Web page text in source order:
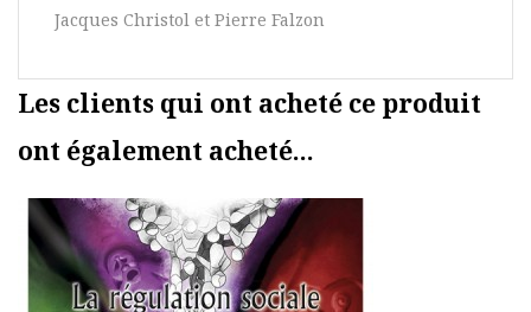
Jacques Christol et Pierre Falzon
Les clients qui ont acheté ce produit
ont également acheté...